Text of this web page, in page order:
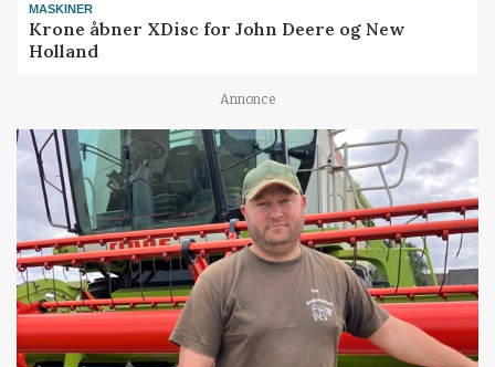
MASKINER
Krone åbner XDisc for John Deere og New
Holland
Annonce